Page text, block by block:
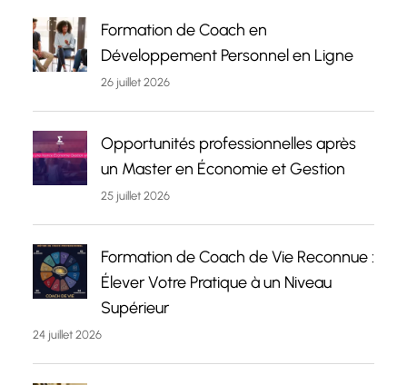
Formation de Coach en
Développement Personnel en Ligne
26 juillet 2026
Opportunités professionnelles après
un Master en Économie et Gestion
25 juillet 2026
Formation de Coach de Vie Reconnue :
Élever Votre Pratique à un Niveau
Supérieur
24 juillet 2026